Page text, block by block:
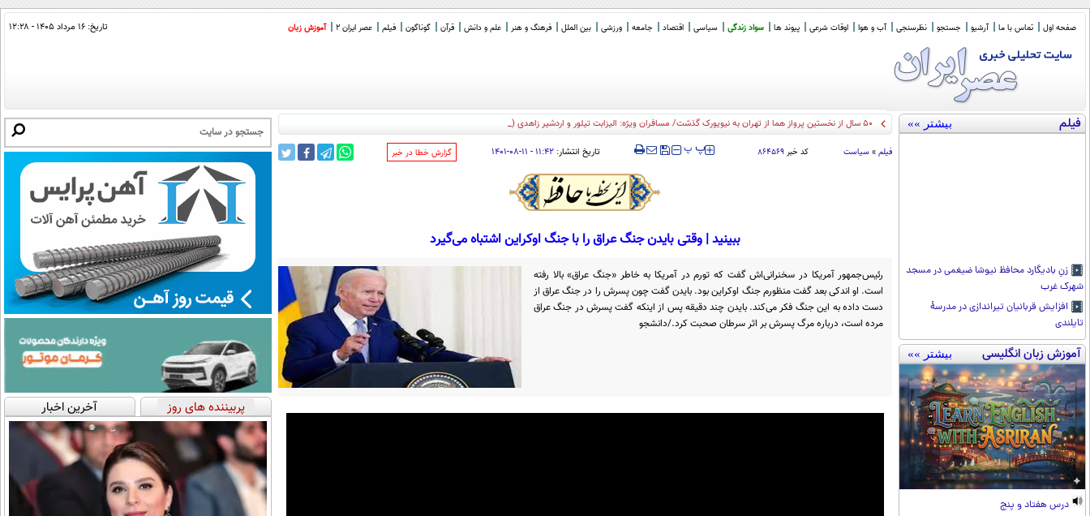
صفحه اول تماس با ما آرشیو جستجو نظرسنجی آب و هوا اوقات شرعی پیوند ها سواد زندگی سیاسی اقتصاد جامعه ورزشی بین الملل فرهنگ و هنر علم و دانش قرآن گوناگون فیلم عصر ایران 2 آموزش زبان تاریخ: ۱۶ مرداد ۱۴۰۵ - ۱۲:۲۸
فیلم بیشتر »»
زنِ بادیگارد محافظ نیوشا ضیغمی در مسجد
شهرک غرب
افزایش قربانیان تیراندازی در مدرسۀ
تایلندی
آموزش زبان انگلیسی بیشتر »»
درس هفتاد و پنج
50 سال از نخستین پرواز هما از تهران به نیویورک گذشت/ مسافران ویژه: الیزابت تیلور و اردشیر زاهدی (+عکس)
فیلم » سیاست کد خبر۸۶۴۵۶۹ ‍‍‍ پ پ تاریخ انتشار:۱۱:۴۲ - ۱۱-۰۸-۱۴۰۱ ‌گزارش خطا در خبر
ببینید | وقتی بایدن جنگ عراق را با جنگ اوکراین اشتباه می‌گیرد
رئیس‌جمهور آمریکا در سخنرانی‌اش گفت که تورم در آمریکا به خاطر «جنگ عراق» بالا رفته
است. او اندکی بعد گفت منظورم جنگ اوکراین بود. بایدن گفت چون پسرش را در جنگ عراق از
دست داده به این جنگ فکر می‌کند. بایدن چند دقیقه پس از اینکه گفت پسرش در جنگ عراق
مرده است، درباره مرگ پسرش بر اثر سرطان صحبت کرد./دانشجو
پربیننده های روز آخرین اخبار